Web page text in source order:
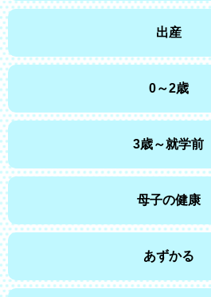
出産
0～2歳
3歳～就学前
母子の健康
あずかる